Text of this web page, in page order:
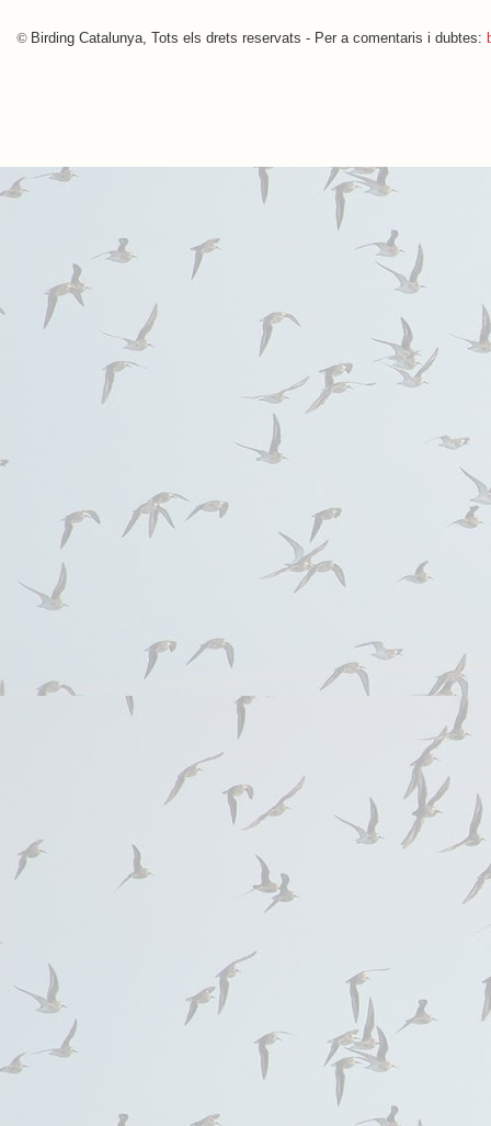
© Birding Catalunya, Tots els drets reservats - Per a comentaris i dubtes: